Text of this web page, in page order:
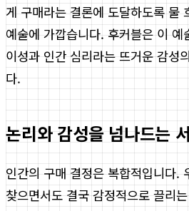
게 구매라는 결론에 도달하도록 물
예술에 가깝습니다. 후커블은 이
이성과 인간 심리라는 뜨거운 감성
다.
논리와 감성을 넘나드는
인간의 구매 결정은 복합적입니다.
찾으면서도 결국 감정적으로 끌리